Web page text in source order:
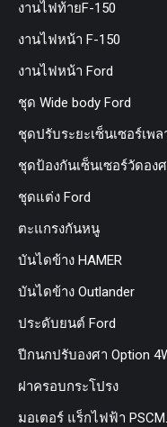
งานไฟท้ายF-150
งานไฟหน้า F-150
งานไฟหน้า Ford
ชุด Wide body Ford
ชุดปรับระยะเซ็นเซอร์เพล
ชุดป้องกันเซ็นเซอร์วัดอง
ชุดแต่ง Ford
ตะแกรงกันหนู
บันไดข้าง HAMER
บันไดข้าง Outlander
ประดับยนต์ Ford
ปีกนกปรับองศา Option
ฝาครอบกระโปรง
มอเตอร์ แร็กไฟฟ้า